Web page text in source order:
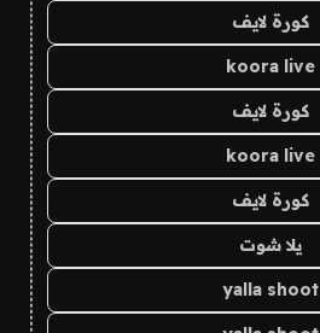
كورة لايف
koora live
كورة لايف
koora live
كورة لايف
يلا شوت
yalla shoot